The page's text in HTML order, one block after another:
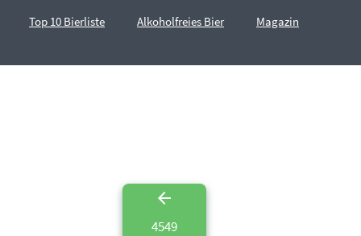
Top 10 Bierliste Alkoholfreies Bier Magazin
4549